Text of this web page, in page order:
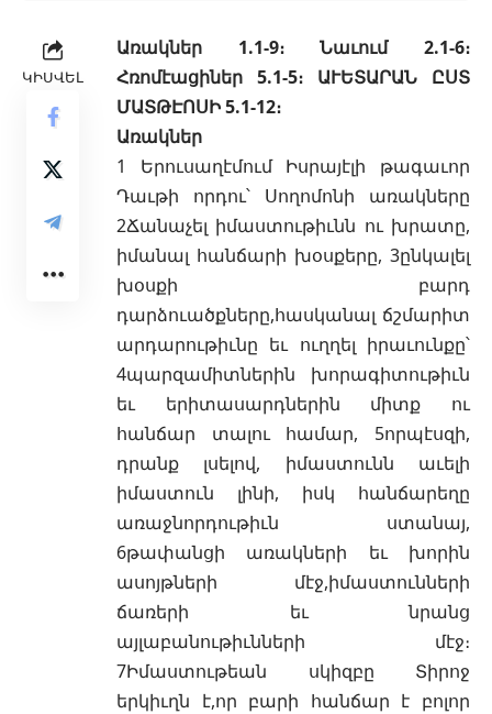
ԿԻՍՎԵԼ
Առակներ 1.1-9։ Նաւում 2.1-6։
Հռոմէացիներ 5.1-5։ ԱՒԵՏԱՐԱՆ ԸՍՏ
ՄԱՏԹԷՈՍԻ 5.1-12։
Առակներ
1 Երուսաղէմում Իսրայէլի թագաւոր
Դաւթի որդու՝ Սողոմոնի առակները
2Ճանաչել իմաստութիւնն ու խրատը,
իմանալ հանճարի խօսքերը, 3ընկալել
խօսքի բարդ
դարձուածքները,հասկանալ ճշմարիտ
արդարութիւնը եւ ուղղել իրաւունքը՝
4պարզամիտներին խորագիտութիւն
եւ երիտասարդներին միտք ու
հանճար տալու համար, 5որպէսզի,
դրանք լսելով, իմաստունն աւելի
իմաստուն լինի, իսկ հանճարեղը
առաջնորդութիւն ստանայ,
6թափանցի առակների եւ խորին
ասոյթների մէջ,իմաստունների
ճառերի եւ նրանց
այլաբանութիւնների մէջ։
7Իմաստութեան սկիզբը Տիրոջ
երկիւղն է,որ բարի հանճար է բոլոր